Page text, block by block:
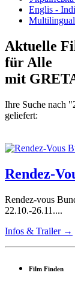
Englis -
Multilingual
Aktuelle
für Alle
mit
Ihre Suche nach
geliefert:
Rendez-
Rendez-vous
22.10.-26.11....
Infos & Trailer →
Film Finden